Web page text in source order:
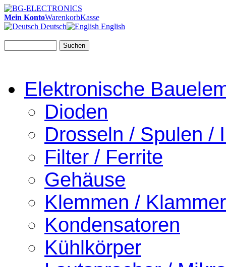
Mein KontoWarenkorbKasse
Deutsch
English
Suchen
Elektronische
Dioden
Drosseln / Spulen /
Filter / Ferrite
Gehäuse
Klemmen /
Kondensatoren
Kühlkörper